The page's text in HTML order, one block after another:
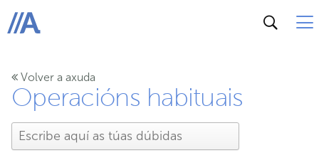
ABANCA
Volver a axuda
Operacións habituais